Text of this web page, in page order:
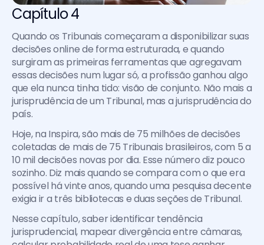
Capítulo 4
Quando os Tribunais começaram a disponibilizar suas
decisões online de forma estruturada, e quando
surgiram as primeiras ferramentas que agregavam
essas decisões num lugar só, a profissão ganhou algo
que ela nunca tinha tido: visão de conjunto. Não mais a
jurisprudência de um Tribunal, mas a jurisprudência do
país.
Hoje, na Inspira, são mais de 75 milhões de decisões
coletadas de mais de 75 Tribunais brasileiros, com 5 a
10 mil decisões novas por dia. Esse número diz pouco
sozinho. Diz mais quando se compara com o que era
possível há vinte anos, quando uma pesquisa decente
exigia ir a três bibliotecas e duas seções de Tribunal.
Nesse capítulo, saber identificar tendência
jurisprudencial, mapear divergência entre câmaras,